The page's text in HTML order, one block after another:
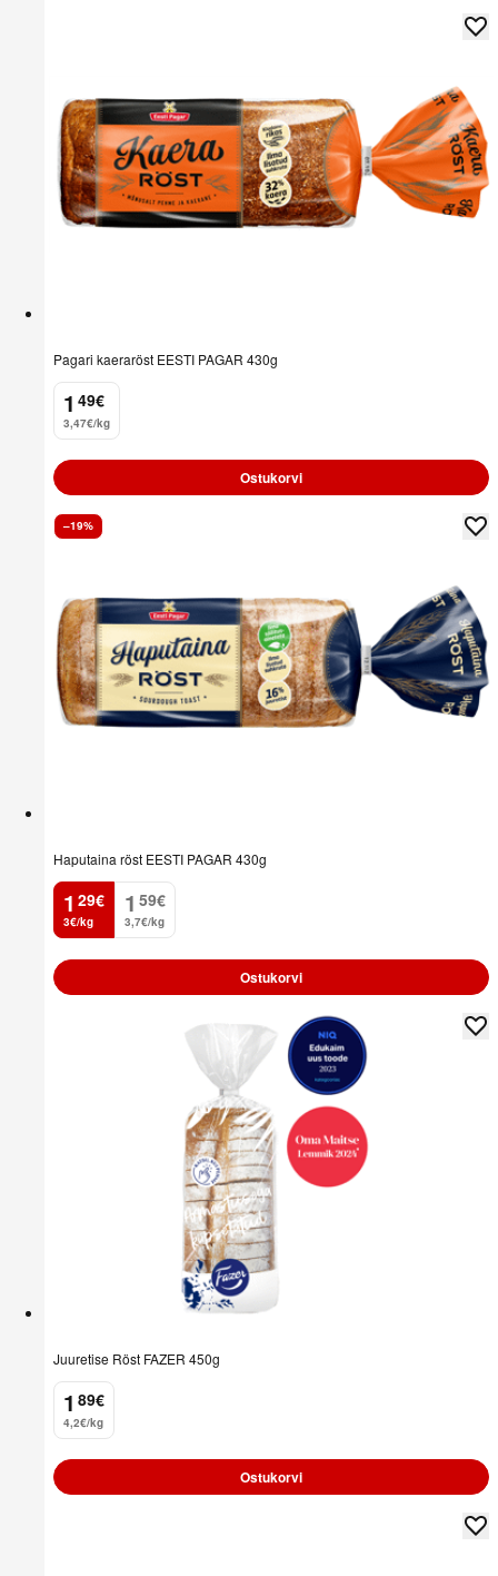
Pagari kaeraröst EESTI PAGAR 430g
1
. 49€
3,47€/kg
Ostukorvi
–19%
Haputaina röst EESTI PAGAR 430g
1
. 29€
3€/kg
1
. 59€
3,7€/kg
Ostukorvi
Juuretise Röst FAZER 450g
1
. 89€
4,2€/kg
Ostukorvi